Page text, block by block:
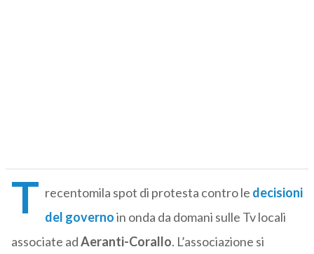
T recentomila spot di protesta contro le decisioni
del governoin onda da domani sulle Tv locali
associate adAeranti-Corallo. L’associazione si